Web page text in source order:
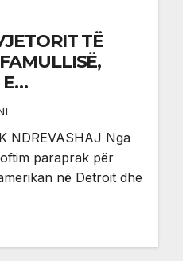
TË
MIÇIGAN TË
NDREVASHAJ Nga
paraprak për
në Detroit dhe